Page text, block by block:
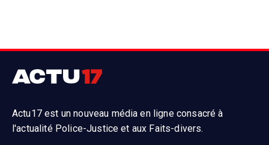
Actu17 est un nouveau média en ligne consacré à
l'actualité Police-Justice et aux Faits-divers.